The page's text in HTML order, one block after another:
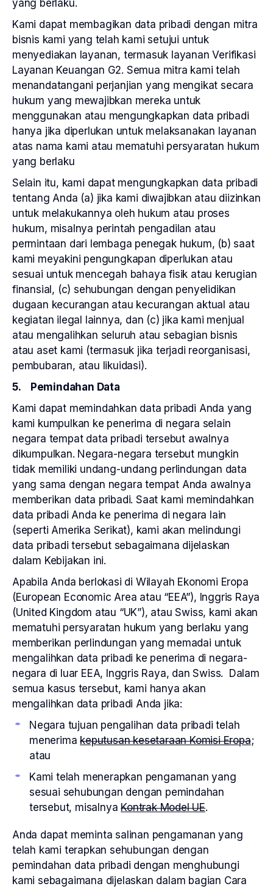
yang berlaku.
Kami dapat membagikan data pribadi dengan mitra
bisnis kami yang telah kami setujui untuk
menyediakan layanan, termasuk layanan Verifikasi
Layanan Keuangan G2. Semua mitra kami telah
menandatangani perjanjian yang mengikat secara
hukum yang mewajibkan mereka untuk
menggunakan atau mengungkapkan data pribadi
hanya jika diperlukan untuk melaksanakan layanan
atas nama kami atau mematuhi persyaratan hukum
yang berlaku
Selain itu, kami dapat mengungkapkan data pribadi
tentang Anda (a) jika kami diwajibkan atau diizinkan
untuk melakukannya oleh hukum atau proses
hukum, misalnya perintah pengadilan atau
permintaan dari lembaga penegak hukum, (b) saat
kami meyakini pengungkapan diperlukan atau
sesuai untuk mencegah bahaya fisik atau kerugian
finansial, (c) sehubungan dengan penyelidikan
dugaan kecurangan atau kecurangan aktual atau
kegiatan ilegal lainnya, dan (c) jika kami menjual
atau mengalihkan seluruh atau sebagian bisnis
atau aset kami (termasuk jika terjadi reorganisasi,
pembubaran, atau likuidasi).
5. Pemindahan Data
Kami dapat memindahkan data pribadi Anda yang
kami kumpulkan ke penerima di negara selain
negara tempat data pribadi tersebut awalnya
dikumpulkan. Negara-negara tersebut mungkin
tidak memiliki undang-undang perlindungan data
yang sama dengan negara tempat Anda awalnya
memberikan data pribadi. Saat kami memindahkan
data pribadi Anda ke penerima di negara lain
(seperti Amerika Serikat), kami akan melindungi
data pribadi tersebut sebagaimana dijelaskan
dalam Kebijakan ini.
Apabila Anda berlokasi di Wilayah Ekonomi Eropa
(European Economic Area atau “EEA”), Inggris Raya
(United Kingdom atau “UK”), atau Swiss, kami akan
mematuhi persyaratan hukum yang berlaku yang
memberikan perlindungan yang memadai untuk
mengalihkan data pribadi ke penerima di negara-
negara di luar EEA, Inggris Raya, dan Swiss. Dalam
semua kasus tersebut, kami hanya akan
mengalihkan data pribadi Anda jika:
Negara tujuan pengalihan data pribadi telah
menerimakeputusan kesetaraan Komisi Eropa;
atau
Kami telah menerapkan pengamanan yang
sesuai sehubungan dengan pemindahan
tersebut, misalnyaKontrak Model UE.
Anda dapat meminta salinan pengamanan yang
telah kami terapkan sehubungan dengan
pemindahan data pribadi dengan menghubungi
kami sebagaimana dijelaskan dalam bagian Cara